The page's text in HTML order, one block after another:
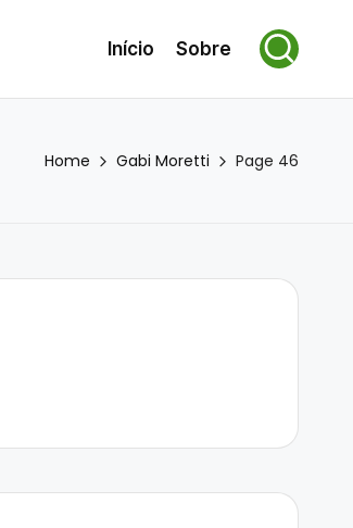
Início Sobre
Home Gabi Moretti Page 46